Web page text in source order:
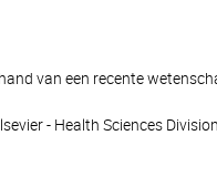
van een recente
- Health Sciences